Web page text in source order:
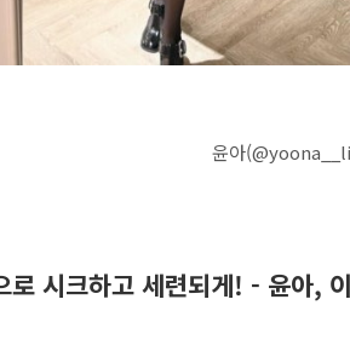
윤아
로 시크하고 세련되게! - 윤아,